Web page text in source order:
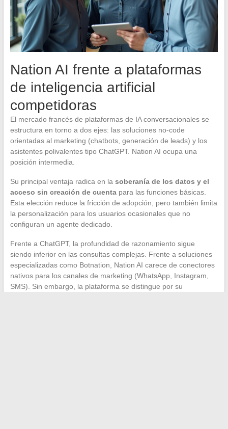
Nation AI frente a plataformas
de inteligencia artificial
competidoras
El mercado francés de plataformas de IA conversacionales se
estructura en torno a dos ejes: las soluciones no-code
orientadas al marketing (chatbots, generación de leads) y los
asistentes polivalentes tipo ChatGPT. Nation AI ocupa una
posición intermedia.
Su principal ventaja radica en la soberanía de los datos y el
acceso sin creación de cuentapara las funciones básicas.
Esta elección reduce la fricción de adopción, pero también limita
la personalización para los usuarios ocasionales que no
configuran un agente dedicado.
Frente a ChatGPT, la profundidad de razonamiento sigue
siendo inferior en las consultas complejas. Frente a soluciones
especializadas como Botnation, Nation AI carece de conectores
nativos para los canales de marketing (WhatsApp, Instagram,
SMS). Sin embargo, la plataforma se distingue por su